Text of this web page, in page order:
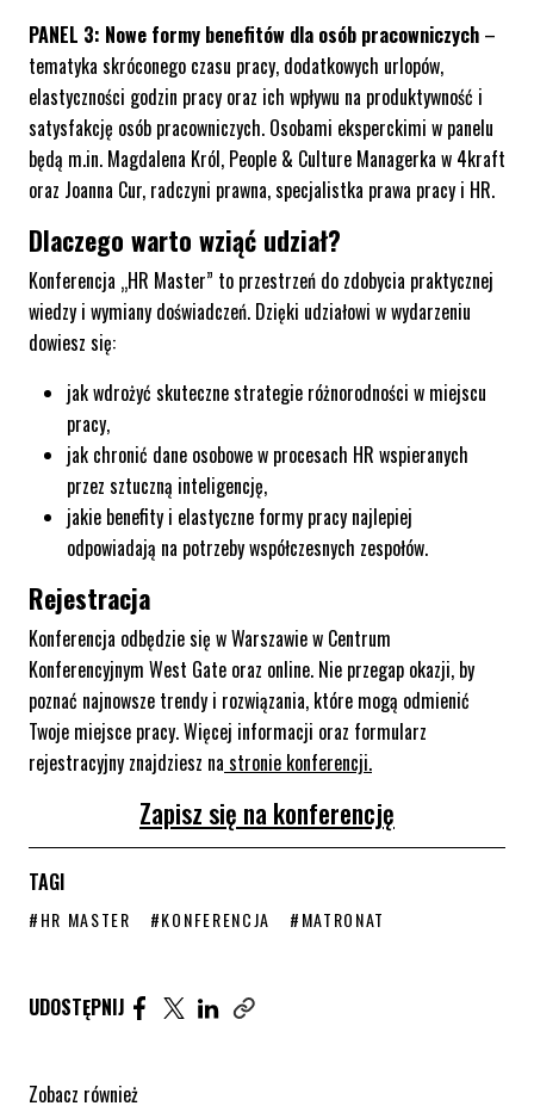
PANEL 3: Nowe formy benefitów dla osób pracowniczych –
tematyka skróconego czasu pracy, dodatkowych urlopów,
elastyczności godzin pracy oraz ich wpływu na produktywność i
satysfakcję osób pracowniczych. Osobami eksperckimi w panelu
będą m.in. Magdalena Król, People & Culture Managerka w 4kraft
oraz Joanna Cur, radczyni prawna, specjalistka prawa pracy i HR.
Dlaczego warto wziąć udział?
Konferencja „HR Master” to przestrzeń do zdobycia praktycznej
wiedzy i wymiany doświadczeń. Dzięki udziałowi w wydarzeniu
dowiesz się:
jak wdrożyć skuteczne strategie różnorodności w miejscu
pracy,
jak chronić dane osobowe w procesach HR wspieranych
przez sztuczną inteligencję,
jakie benefity i elastyczne formy pracy najlepiej
odpowiadają na potrzeby współczesnych zespołów.
Rejestracja
Konferencja odbędzie się w Warszawie w Centrum
Konferencyjnym West Gate oraz online. Nie przegap okazji, by
poznać najnowsze trendy i rozwiązania, które mogą odmienić
Twoje miejsce pracy. Więcej informacji oraz formularz
rejestracyjny znajdziesz na stronie konferencji.
Zapisz się na konferencję
TAGI
STRONA TAGU WPISÓW
#HR MASTER STRONA TAGU WPISÓW
#KONFERENCJA STRONA TAGU WPISÓW
#MATRONAT
UDOSTĘPNIJ Udostępnij artykuł na Facebook. Strona otwiera się
Udostępnij artykuł na Twitter. Strona otwiera
Udostępnij artykuł na Linkedin. Strona
Zobacz również